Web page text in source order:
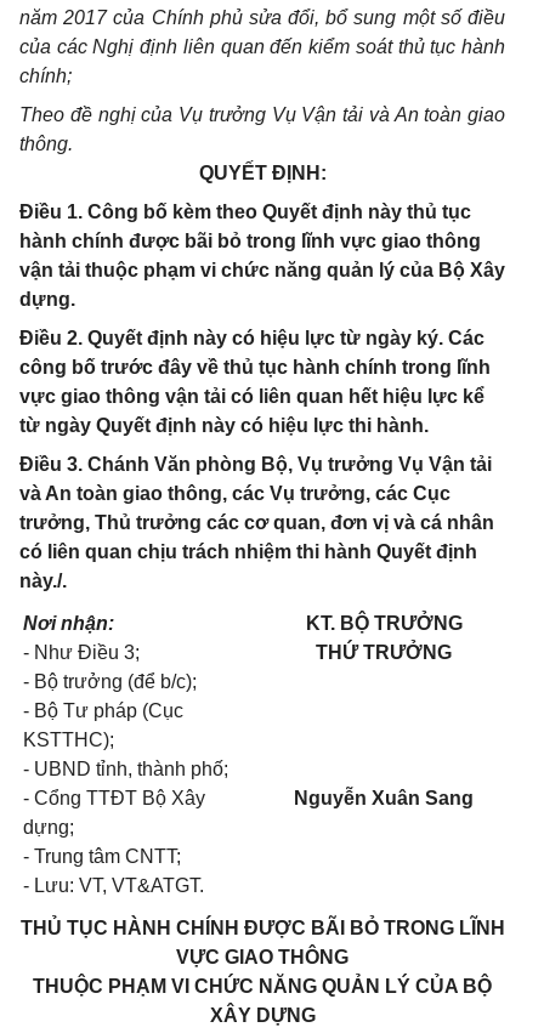
năm 2017 của Chính phủ sửa đổi, bổ sung một số điều
của các Nghị định liên quan đến kiểm soát thủ tục hành
chính;
Theo đề nghị của Vụ trưởng Vụ Vận tải và An toàn giao
thông.
QUYẾT ĐỊNH:
Điều 1. Công bố kèm theo Quyết định này thủ tục
hành chính được bãi bỏ trong lĩnh vực giao thông
vận tải thuộc phạm vi chức năng quản lý của Bộ Xây
dựng.
Điều 2. Quyết định này có hiệu lực từ ngày ký. Các
công bố trước đây về thủ tục hành chính trong lĩnh
vực giao thông vận tải có liên quan hết hiệu lực kể
từ ngày Quyết định này có hiệu lực thi hành.
Điều 3. Chánh Văn phòng Bộ, Vụ trưởng Vụ Vận tải
và An toàn giao thông, các Vụ trưởng, các Cục
trưởng, Thủ trưởng các cơ quan, đơn vị và cá nhân
có liên quan chịu trách nhiệm thi hành Quyết định
này./.
Nơi nhận:
- Như Điều 3;
- Bộ trưởng (để b/c);
- Bộ Tư pháp (Cục
KSTTHC);
- UBND tỉnh, thành phố;
- Cổng TTĐT Bộ Xây
dựng;
- Trung tâm CNTT;
- Lưu: VT, VT&ATGT.
KT. BỘ TRƯỞNG
THỨ TRƯỞNG
Nguyễn Xuân Sang
THỦ TỤC HÀNH CHÍNH ĐƯỢC BÃI BỎ TRONG LĨNH
VỰC GIAO THÔNG
THUỘC PHẠM VI CHỨC NĂNG QUẢN LÝ CỦA BỘ
XÂY DỰNG